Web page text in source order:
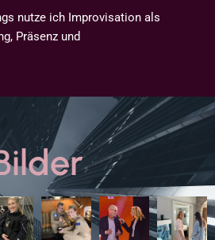
nutze ich Improvisation als
Präsenz und